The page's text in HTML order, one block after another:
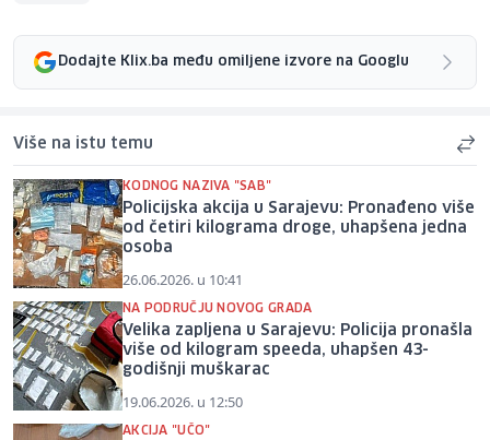
Dodajte Klix.ba među omiljene izvore na Googlu
Više na istu temu
KODNOG NAZIVA "SAB"
Policijska akcija u Sarajevu: Pronađeno više
od četiri kilograma droge, uhapšena jedna
osoba
26.06.2026. u 10:41
NA PODRUČJU NOVOG GRADA
Velika zapljena u Sarajevu: Policija pronašla
više od kilogram speeda, uhapšen 43-
godišnji muškarac
19.06.2026. u 12:50
AKCIJA "UČO"